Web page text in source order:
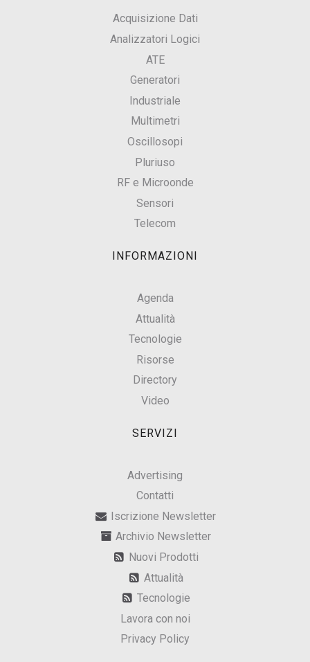
Acquisizione Dati
Analizzatori Logici
ATE
Generatori
Industriale
Multimetri
Oscillosopi
Pluriuso
RF e Microonde
Sensori
Telecom
INFORMAZIONI
Agenda
Attualità
Tecnologie
Risorse
Directory
Video
SERVIZI
Advertising
Contatti
Iscrizione Newsletter
Archivio Newsletter
Nuovi Prodotti
Attualità
Tecnologie
Lavora con noi
Privacy Policy